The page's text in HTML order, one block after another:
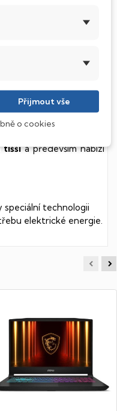
magnetických HDD
žádnými pohyblivými
méně náchylný
tiššía především nabízí
speciální technologii
elektrické energie.
Přijmout vše
o cookies